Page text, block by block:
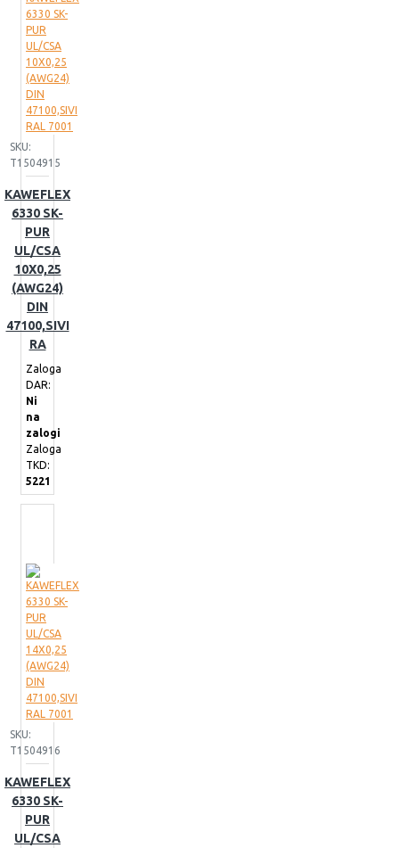
SKU:
T1504915
KAWEFLEX
6330 SK-
PUR
UL/CSA
10X0,25
(AWG24)
DIN
47100,SIVI
RA
Zaloga
DAR:
Ni
na
zalogi
Zaloga
TKD:
5221
SKU:
T1504916
KAWEFLEX
6330 SK-
PUR
UL/CSA